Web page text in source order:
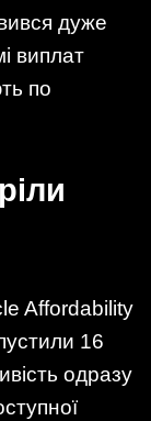
дуже
виплат
по
Affordability
16
одразу